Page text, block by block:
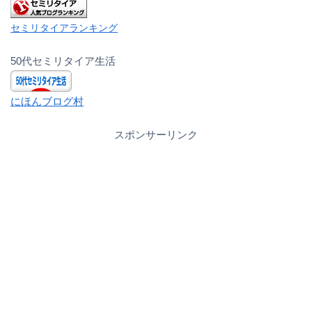
セミリタイアランキング
50代セミリタイア生活
にほんブログ村
スポンサーリンク